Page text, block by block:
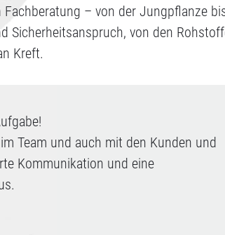
– von der Jungpflanze
Sicherheitsanspruch, von den
Kreft.
Team und auch mit den Kunden und
Kommunikation und eine